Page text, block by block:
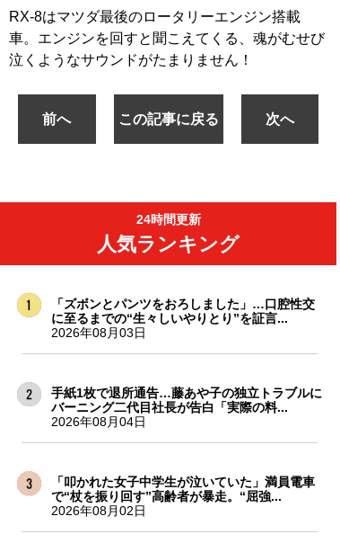
RX-8はマツダ最後のロータリーエンジン搭載
車。エンジンを回すと聞こえてくる、魂がむせび
泣くようなサウンドがたまりません！
前へ この記事に戻る 次へ
24時間更新
人気ランキング
「ズボンとパンツをおろしました」…口腔性交
に至るまでの“生々しいやりとり”を証言...
2026年08月03日
手紙1枚で退所通告…藤あや子の独立トラブルに
バーニング二代目社長が告白「実際の料...
2026年08月04日
「叩かれた女子中学生が泣いていた」満員電車
で“杖を振り回す”高齢者が暴走。“屈強...
2026年08月02日